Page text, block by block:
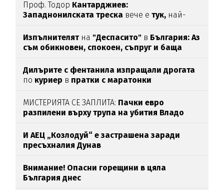
Проф. Тодор Кантарджиев:
Западнонилската треска вече етук, най-
Изпълнителятна "Деспасито" в България: Аз
съм обикновен, спокоен, съпруг и баща
Дилърите с фентанила изпращали дрогата
по куриер в пратки с маратонки
МИСТЕРИЯТА СЕ ЗАПЛИТА: Пачки евро
разпилени върху трупа на убития Владо
И АЕЦ „Козлодуй“ е застрашена заради
пресъхналия Дунав
Внимание! Опасни горещини в цяла
България днес